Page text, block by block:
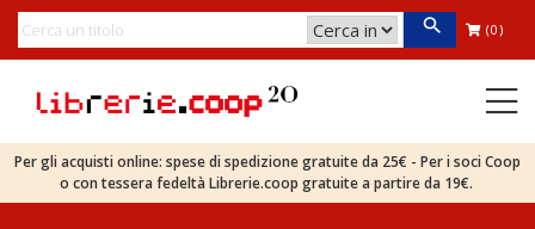
(0)
Per gli acquisti online: spese di spedizione gratuite da 25€ - Per i soci Coop
o con tessera fedeltà Librerie.coop gratuite a partire da 19€.